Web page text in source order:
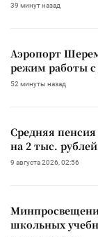
39 минут назад
Аэропорт
режим работы
52 минуты назад
Средняя
на 2 тыс. рублей
9 августа 2026, 02:56
школьных